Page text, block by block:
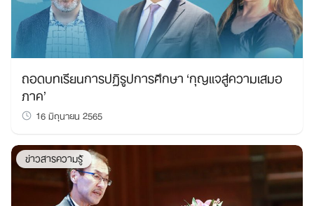
ถอดบทเรียนการปฏิรูปการศึกษา ‘กุญแจสู่ความเสมอ
ภาค’
16 มิถุนายน 2565
ข่าวสารความรู้